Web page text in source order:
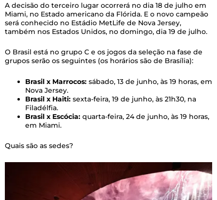
A decisão do terceiro lugar ocorrerá no dia 18 de julho em
Miami, no Estado americano da Flórida. E o novo campeão
será conhecido no Estádio MetLife de Nova Jersey,
também nos Estados Unidos, no domingo, dia 19 de julho.
O Brasil está no grupo C e os jogos da seleção na fase de
grupos serão os seguintes (os horários são de Brasília):
Brasil x Marrocos: sábado, 13 de junho, às 19 horas, em
Nova Jersey.
Brasil x Haiti: sexta-feira, 19 de junho, às 21h30, na
Filadélfia.
Brasil x Escócia: quarta-feira, 24 de junho, às 19 horas,
em Miami.
Quais são as sedes?